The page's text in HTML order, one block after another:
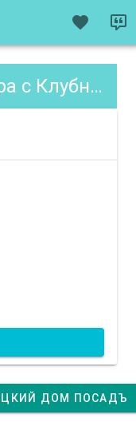
Сироп из Топинамбура с Клубникой, содержание XE
ДОМ ПОСАДЪ